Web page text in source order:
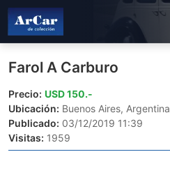
Farol A Carburo
Precio: USD 150.-
Ubicación: Buenos Aires, Argentina
Publicado: 03/12/2019 11:39
Visitas: 1959